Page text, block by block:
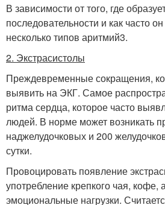
В зависимости от того, где
последовательности и как часто
несколько типов аритмий3.
2. Экстрасистолы
Преждевременные сокращения,
выявить на ЭКГ. Самое
ритма сердца, которое часто
людей. В норме может возникать
наджелудочковых и 200
сутки.
Провоцировать появление
употребление крепкого чая, кофе,
эмоциональные нагрузки.